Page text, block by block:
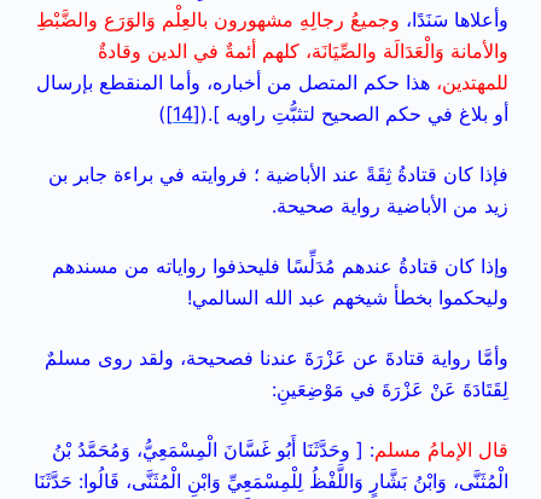
وأعلاها سَنَدًا، وجميعُ رجالِهِ مشهورون بالعِلْم وَالوَرَع والضَّبْطِ
والأمانة وَالْعَدَالَة والصِّيَانَة، كلهم أئمةٌ في الدين وقادةٌ
للمهتدين، هذا حكم المتصل من أخباره، وأما المنقطع بإرسال
أو بلاغ في حكم الصحيح لتثبُّتِ راويه ].([14]
)
فإذا كان قتادةُ ثِقَةً عند الأباضية ؛ فروايته في براءة جابر بن
زيد من الأباضية رواية صحيحة.
وإذا كان قتادةُ عندهم مُدَلِّسًا فليحذفوا رواياته من مسندهم
وليحكموا بخطأ شيخهم عبد الله السالمي!
وأمَّا رواية قتادةَ عن عَزْرَةَ عندنا فصحيحة، ولقد روى مسلمٌ
لِقَتَادَةَ عَنْ عَزْرَةَ في مَوْضِعَينِ:
قال الإمامُ مسلم: [ وحَدَّثَنَا أَبُو غَسَّانَ الْمِسْمَعِيُّ، وَمُحَمَّدُ بْنُ
الْمُثَنَّى، وَابْنُ بَشَّارٍ وَاللَّفْظُ لِلْمِسْمَعِيِّ وَابْنِ الْمُثَنَّى، قَالُوا: حَدَّثَنَا